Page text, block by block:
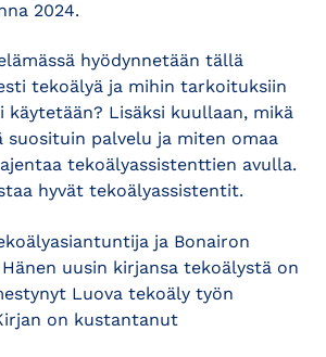
2024.
hyödynnetään tällä
tekoälyä ja mihin tarkoituksiin
käytetään? Lisäksi kuullaan, mikä
palvelu ja miten omaa
tekoälyassistenttien avulla.
hyvät tekoälyassistentit.
ja Bonairon
uusin kirjansa tekoälystä on
Luova tekoäly työn
on kustantanut